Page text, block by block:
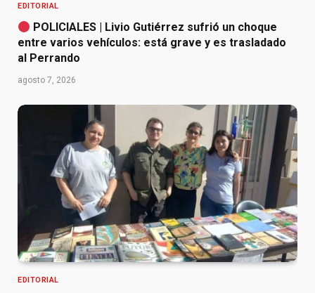
EDITORIAL
POLICIALES | Livio Gutiérrez sufrió un choque
entre varios vehículos: está grave y es trasladado
al Perrando
agosto 7, 2026
EDITORIAL